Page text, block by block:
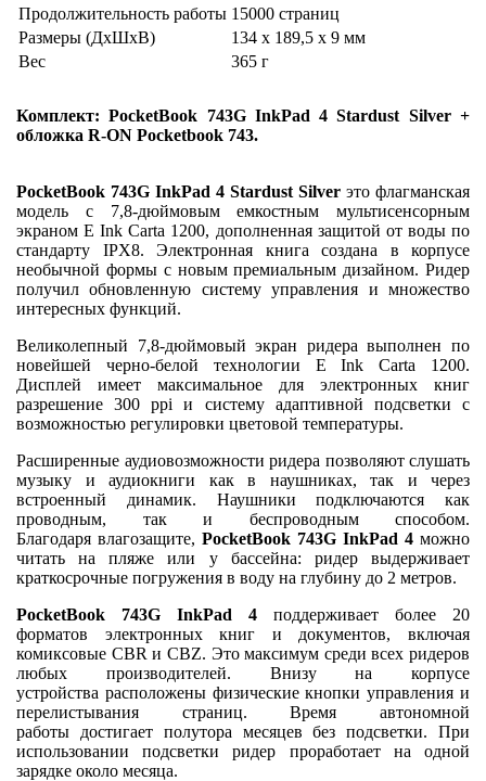
Продолжительность работы 15000 страниц
Размеры (ДхШхВ)
134 x 189,5 x 9 мм
Вес
365 г
Комплект: PocketBook 743G InkPad 4 Stardust Silver +
обложка R-ON Pocketbook 743.
PocketBook 743G InkPad 4 Stardust Silver это флагманская
модель с 7,8-дюймовым емкостным мультисенсорным
экраном E Ink Carta 1200, дополненная защитой от воды по
стандарту IPX8. Электронная книга создана в корпусе
необычной формы с новым премиальным дизайном. Ридер
получил обновленную систему управления и множество
интересных функций.
Великолепный 7,8-дюймовый экран ридера выполнен по
новейшей черно-белой технологии E Ink Carta 1200.
Дисплей имеет максимальное для электронных книг
разрешение 300 ppi и систему адаптивной подсветки с
возможностью регулировки цветовой температуры.
Расширенные аудиовозможности ридера позволяют слушать
музыку и аудиокниги как в наушниках, так и через
встроенный динамик. Наушники подключаются как
проводным, так и беспроводным способом.
Благодаря влагозащите, PocketBook 743G InkPad 4 можно
читать на пляже или у бассейна: ридер выдерживает
краткосрочные погружения в воду на глубину до 2 метров.
PocketBook 743G InkPad 4 поддерживает более 20
форматов электронных книг и документов, включая
комиксовые CBR и CBZ. Это максимум среди всех ридеров
любых производителей. Внизу на корпусе
устройства расположены физические кнопки управления и
перелистывания страниц. Время автономной
работы достигает полутора месяцев без подсветки. При
использовании подсветки ридер проработает на одной
зарядке около месяца.